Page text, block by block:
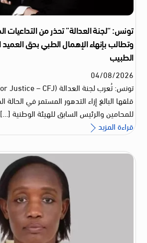
تونس: “لجنة العدالة” تحذر من التداعيات
وتطالب بإنهاء الإهمال الطبي بحق
الطبيب
04/08/2026
قلقها البالغ إزاء التدهور المستمر في
للمحامين والرئيس السابق للهيئة الوطنية […]
قراءة المزيد